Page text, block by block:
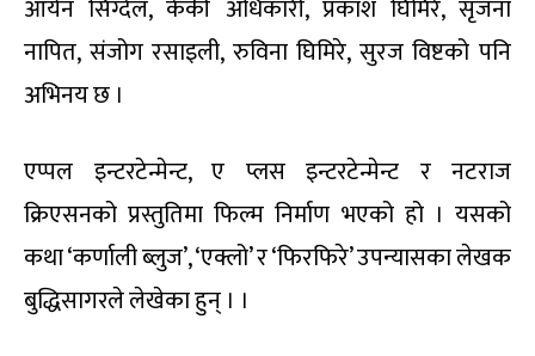
आर्यन सिग्देल, केकी अधिकारी, प्रकाश घिमिरे, सृजना
नापित, संजोग रसाइली, रुविना घिमिरे, सुरज विष्टको पनि
अभिनय छ ।
एप्पल इन्टरटेन्मेन्ट, ए प्लस इन्टरटेन्मेन्ट र नटराज
क्रिएसनको प्रस्तुतिमा फिल्म निर्माण भएको हो । यसको
कथा ‘कर्णाली ब्लुज’, ‘एक्लो’ र ‘फिरफिरे’ उपन्यासका लेखक
बुद्धिसागरले लेखेका हुन् । ।